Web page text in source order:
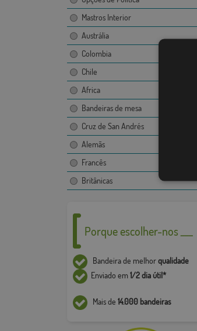
Mastros Interior
Austrália
Colombia
Chile
Africa
Bandeiras de mesa
Cruz de San Andrés
Alemãs
Francês
Britânicas
Porque escolher-nos ___
Bandeira de melhorqualidade
Enviado em1/2 dia útil*
Mais de 14.000 bandeiras